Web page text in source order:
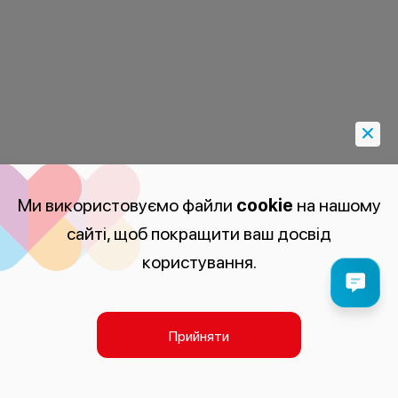
Ми використовуємо файли cookie на нашому
сайті, щоб покращити ваш досвід
користування.
Прийняти